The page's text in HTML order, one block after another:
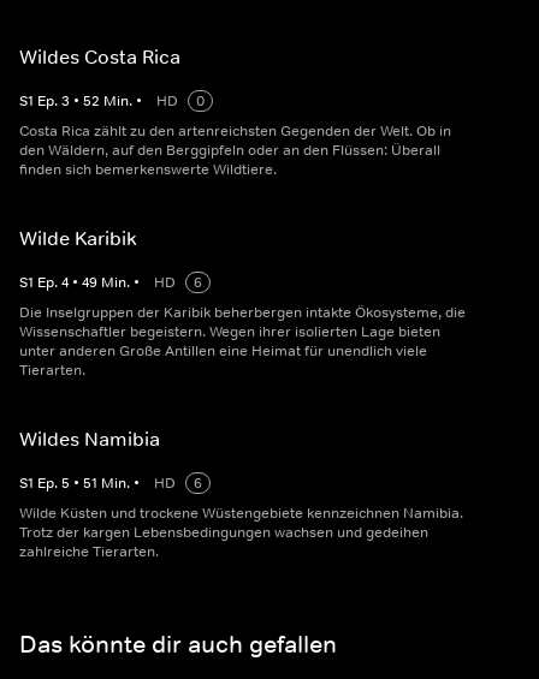
Wildes Costa Rica
S1 Ep.3 • 52 Min. • HD
0
Costa Rica zählt zu den artenreichsten Gegenden der Welt. Ob in
den Wäldern, auf den Berggipfeln oder an den Flüssen: Überall
finden sich bemerkenswerte Wildtiere.
Wilde Karibik
S1 Ep.4 • 49 Min. • HD
6
Die Inselgruppen der Karibik beherbergen intakte Ökosysteme, die
Wissenschaftler begeistern. Wegen ihrer isolierten Lage bieten
unter anderen Große Antillen eine Heimat für unendlich viele
Tierarten.
Wildes Namibia
S1 Ep.5 • 51 Min. • HD
6
Wilde Küsten und trockene Wüstengebiete kennzeichnen Namibia.
Trotz der kargen Lebensbedingungen wachsen und gedeihen
zahlreiche Tierarten.
Das könnte dir auch gefallen